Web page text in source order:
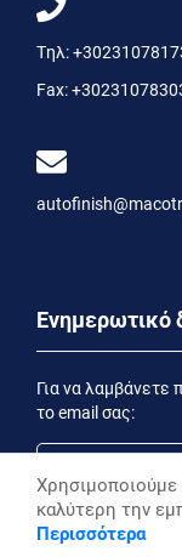
Τηλ:
Fax:
Ενημερωτικό
Για να
το email σας:
Έχοντας
καλύτερη την
Περισσότερα